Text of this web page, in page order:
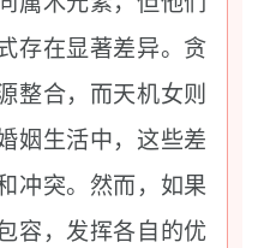
存在显著差异。贪
整合，而天机女则
姻生活中，这些差
冲突。然而，如果
容，发挥各自的优